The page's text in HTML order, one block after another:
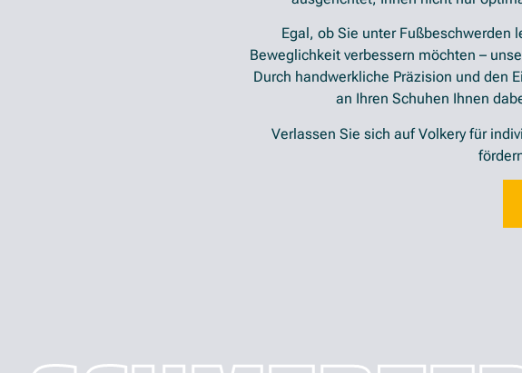
Egal, ob Sie unter Fußbeschwerden
Beweglichkeit verbessern möchten –
Durch handwerkliche Präzision und den
an Ihren Schuhen Ihnen
Verlassen Sie sich auf Volkery für